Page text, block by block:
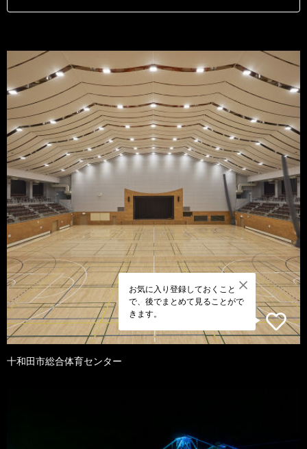
お気に入り登録しておくこと
で、後でまとめて見ることがで
きます。
十和田市総合体育センター